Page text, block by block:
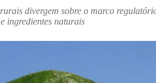
divergem sobre o marco
ingredientes naturais